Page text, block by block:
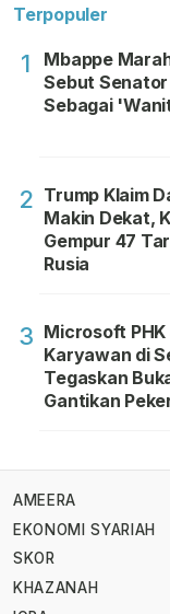
Terpopuler
1
Mbappe
Sebut
Sebagai
2 Trump Klaim
Makin Dekat,
Gempur 47
Rusia
3 Microsoft
Karyawan di
Tegaskan
Gantikan
AMEERA
EKONOMI SYARIAH
SKOR
KHAZANAH